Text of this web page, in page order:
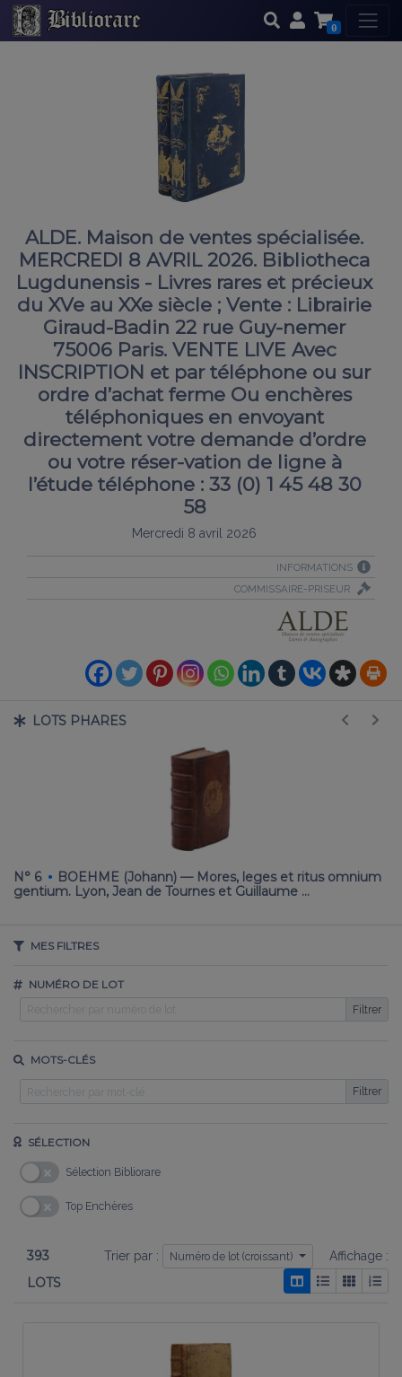
0
ALDE. Maison de ventes spécialisée.
MERCREDI 8 AVRIL 2026. Bibliotheca
Lugdunensis - Livres rares et précieux
du XVe au XXe siècle ; Vente : Librairie
Giraud-Badin 22 rue Guy-nemer
75006 Paris. VENTE LIVE Avec
INSCRIPTION et par téléphone ou sur
ordre d’achat ferme Ou enchères
téléphoniques en envoyant
directement votre demande d’ordre
ou votre réser-vation de ligne à
l’étude téléphone : 33 (0) 1 45 48 30
58
Mercredi 8 avril 2026
INFORMATIONS
COMMISSAIRE-PRISEUR
LOTS PHARES
N° 6 · BOEHME (Johann) — Mores, leges et ritus omnium
gentium. Lyon, Jean de Tournes et Guillaume …
MES FILTRES
NUMÉRO DE LOT
Filtrer
MOTS-CLÉS
Filtrer
SÉLECTION
Sélection Bibliorare
Top Enchères
393
LOTS
Trier par : Numéro de lot (croissant) Affichage :